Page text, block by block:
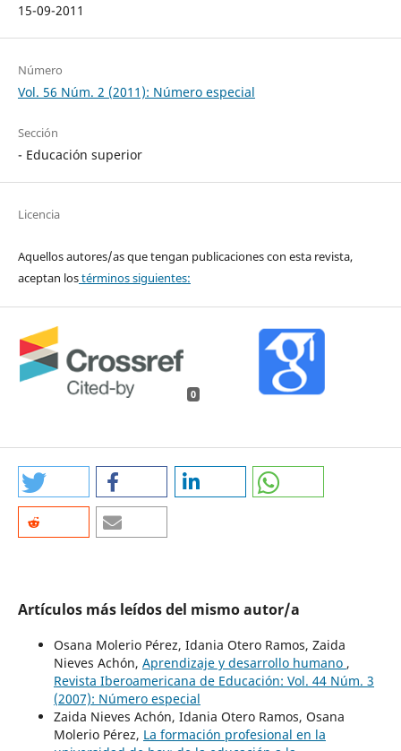
15-09-2011
Número
Vol. 56 Núm. 2 (2011): Número especial
Sección
- Educación superior
Licencia
Aquellos autores/as que tengan publicaciones con esta revista,
aceptan lostérminos siguientes:
0
Artículos más leídos del mismo autor/a
Osana Molerio Pérez, Idania Otero Ramos, Zaida
Nieves Achón, Aprendizaje y desarrollo humano ,
Revista Iberoamericana de Educación: Vol. 44 Núm. 3
(2007): Número especial
Zaida Nieves Achón, Idania Otero Ramos, Osana
Molerio Pérez, La formación profesional en la